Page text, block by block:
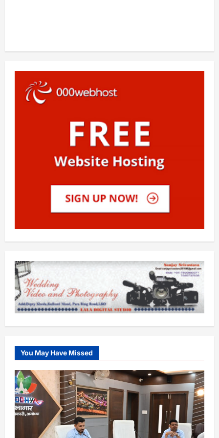
You May Have Missed